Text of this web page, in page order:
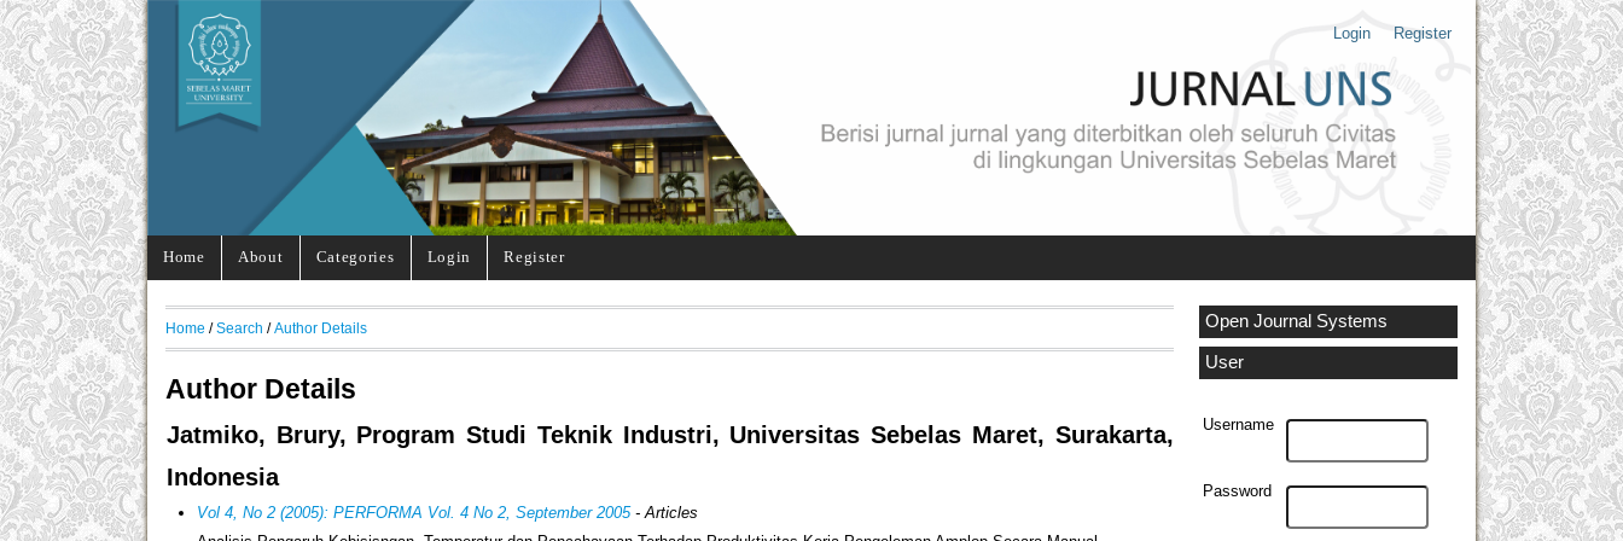
Login Register
Home About Categories Login Register
Open Journal Systems
User
Username
Password
Home / Search / Author Details
Author Details
Jatmiko, Brury, Program Studi Teknik Industri, Universitas Sebelas Maret, Surakarta,
Indonesia
Vol 4, No 2 (2005): PERFORMA Vol. 4 No 2, September 2005- Articles